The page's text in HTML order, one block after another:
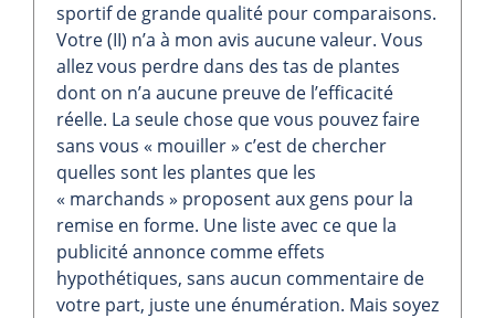
sportif de grande qualité pour comparaisons.
Votre (II) n’a à mon avis aucune valeur. Vous
allez vous perdre dans des tas de plantes
dont on n’a aucune preuve de l’efficacité
réelle. La seule chose que vous pouvez faire
sans vous « mouiller » c’est de chercher
quelles sont les plantes que les
« marchands » proposent aux gens pour la
remise en forme. Une liste avec ce que la
publicité annonce comme effets
hypothétiques, sans aucun commentaire de
votre part, juste une énumération. Mais soyez